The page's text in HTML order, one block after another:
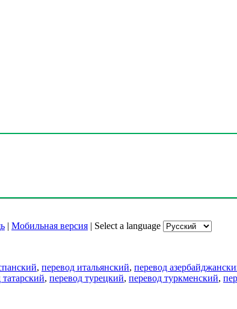
| Мобильная версия | Select a language
, перевод итальянский, перевод
, перевод турецкий, перевод туркменский,